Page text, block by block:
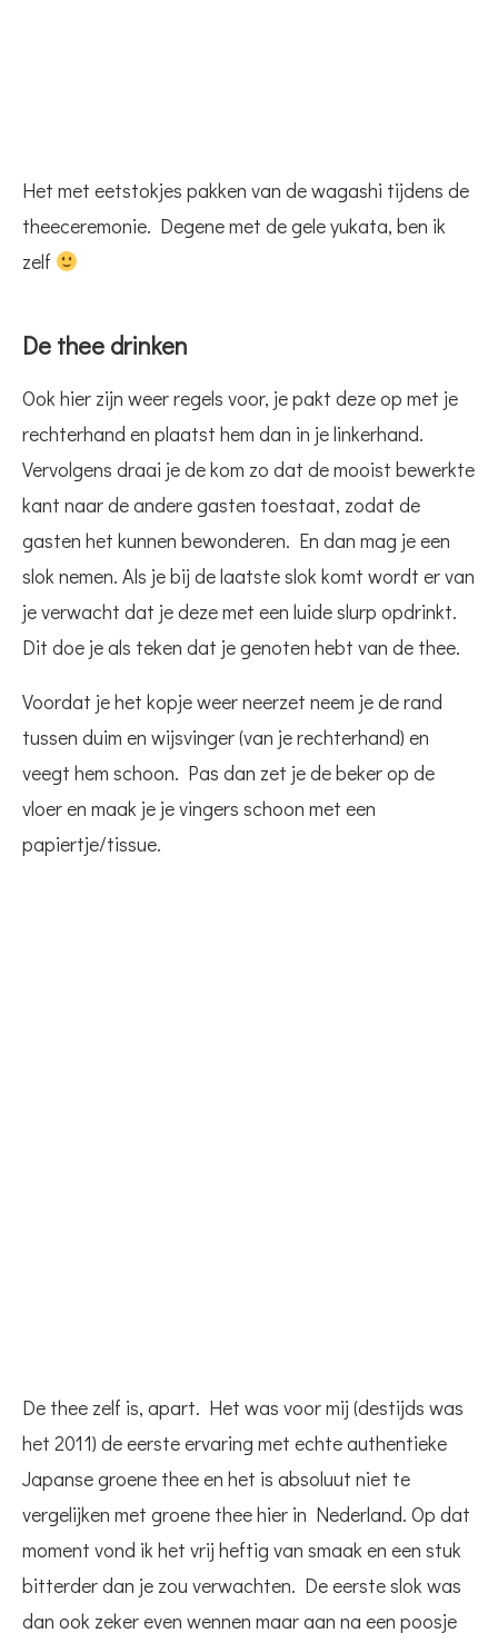
Het met eetstokjes pakken van de wagashi tijdens de
theeceremonie. Degene met de gele yukata, ben ik
zelf
De thee drinken
Ook hier zijn weer regels voor, je pakt deze op met je
rechterhand en plaatst hem dan in je linkerhand.
Vervolgens draai je de kom zo dat de mooist bewerkte
kant naar de andere gasten toestaat, zodat de
gasten het kunnen bewonderen. En dan mag je een
slok nemen. Als je bij de laatste slok komt wordt er van
je verwacht dat je deze met een luide slurp opdrinkt.
Dit doe je als teken dat je genoten hebt van de thee.
Voordat je het kopje weer neerzet neem je de rand
tussen duim en wijsvinger (van je rechterhand) en
veegt hem schoon. Pas dan zet je de beker op de
vloer en maak je je vingers schoon met een
papiertje/tissue.
De thee zelf is, apart. Het was voor mij (destijds was
het 2011) de eerste ervaring met echte authentieke
Japanse groene thee en het is absoluut niet te
vergelijken met groene thee hier in Nederland. Op dat
moment vond ik het vrij heftig van smaak en een stuk
bitterder dan je zou verwachten. De eerste slok was
dan ook zeker even wennen maar aan na een poosje